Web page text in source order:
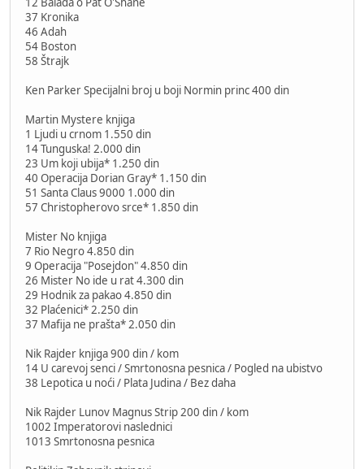
37 Kronika
46 Adah
54 Boston
58 Štrajk
Ken Parker Specijalni broj u boji Normin princ 400 din
Martin Mystere knjiga
1 Ljudi u crnom 1.550 din
14 Tunguska! 2.000 din
23 Um koji ubija* 1.250 din
40 Operacija Dorian Gray* 1.150 din
51 Santa Claus 9000 1.000 din
57 Christopherovo srce* 1.850 din
Mister No knjiga
7 Rio Negro 4.850 din
9 Operacija "Posejdon" 4.850 din
26 Mister No ide u rat 4.300 din
29 Hodnik za pakao 4.850 din
32 Plaćenici* 2.250 din
37 Mafija ne prašta* 2.050 din
Nik Rajder knjiga 900 din / kom
14 U carevoj senci / Smrtonosna pesnica / Pogled na ubistvo
38 Lepotica u noći / Plata Judina / Bez daha
Nik Rajder Lunov Magnus Strip 200 din / kom
1002 Imperatorovi naslednici
1013 Smrtonosna pesnica